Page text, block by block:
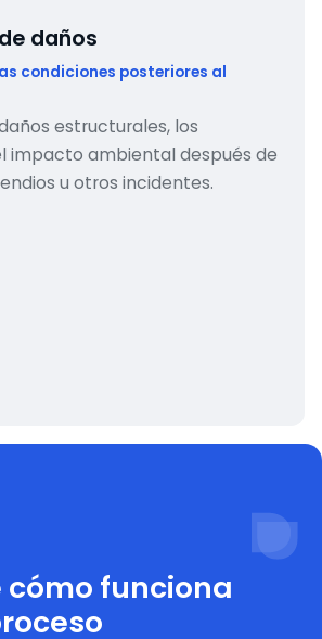
daños
condiciones posteriores al
estructurales, los
impacto ambiental después de
u otros incidentes.
cómo funciona